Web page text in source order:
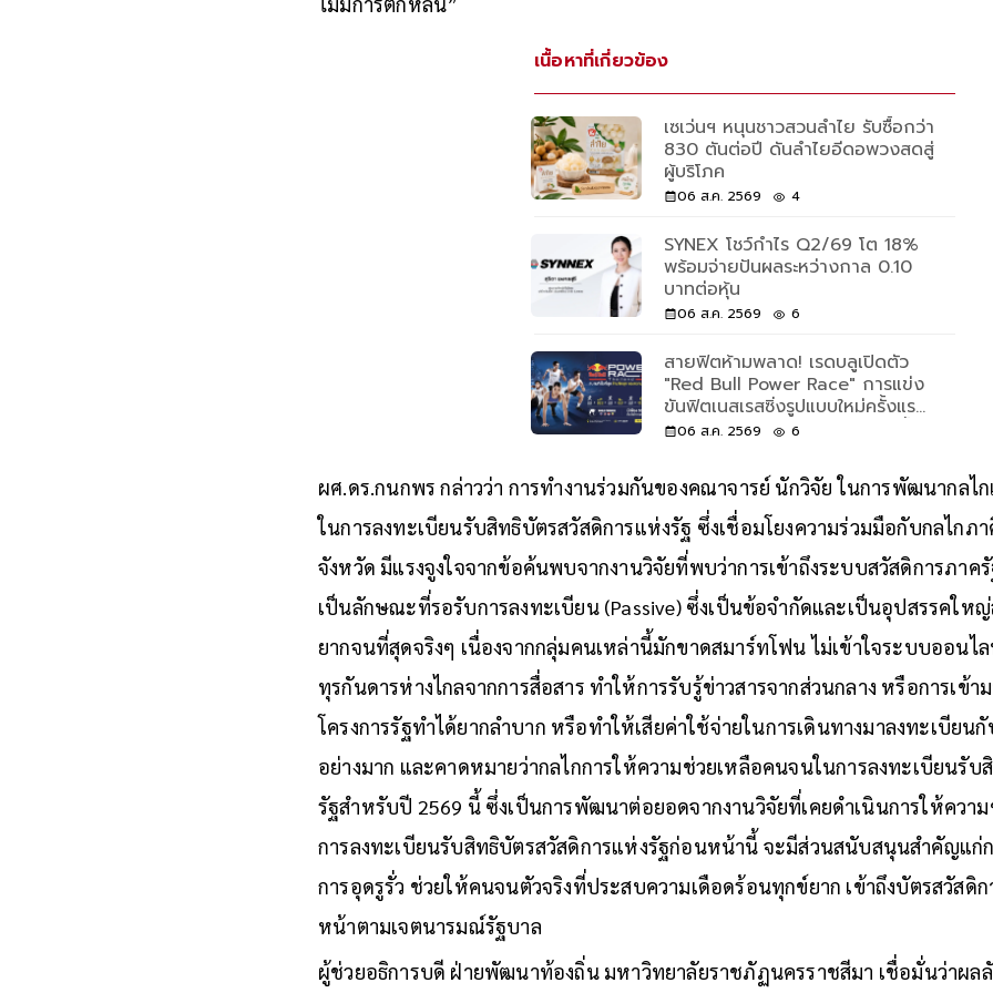
เนื้อหาที่เกี่ยวข้อง
เซเว่นฯ หนุนชาวสวนลำไย รับซื้อกว่า
830 ตันต่อปี ดันลำไยอีดอพวงสดสู่
ผู้บริโภค
06 ส.ค. 2569 4
SYNEX โชว์กำไร Q2/69 โต 18%
พร้อมจ่ายปันผลระหว่างกาล 0.10
บาทต่อหุ้น
06 ส.ค. 2569 6
สายฟิตห้ามพลาด! เรดบลูเปิดตัว
"Red Bull Power Race" การแข่ง
ขันฟิตเนสเรสซิ่งรูปแบบใหม่ครั้งแรก
ของโลก เปิดรับแค่ 500 คนเท่านั้น
06 ส.ค. 2569 6
ผศ.ดร.กนกพร กล่าวว่า การทำงานร่วมกันของคณาจารย์ นักวิจัย ในการพัฒนากลไ
ในการลงทะเบียนรับสิทธิบัตรสวัสดิการแห่งรัฐ ซึ่งเชื่อมโยงความร่วมมือกับกลไกภ
จังหวัด มีแรงจูงใจจากข้อค้นพบจากงานวิจัยที่พบว่าการเข้าถึงระบบสวัสดิการภา
เป็นลักษณะที่รอรับการลงทะเบียน (Passive) ซึ่งเป็นข้อจำกัดและเป็นอุปสรรคใ
ยากจนที่สุดจริงๆ เนื่องจากกลุ่มคนเหล่านี้มักขาดสมาร์ทโฟน ไม่เข้าใจระบบออน
ทุรกันดารห่างไกลจากการสื่อสาร ทำให้การรับรู้ข่าวสารจากส่วนกลาง หรือการเข้า
โครงการรัฐทำได้ยากลำบาก หรือทำให้เสียค่าใช้จ่ายในการเดินทางมาลงทะเบียน
อย่างมาก และคาดหมายว่ากลไกการให้ความช่วยเหลือคนจนในการลงทะเบียนรับ
รัฐสำหรับปี 2569 นี้ ซึ่งเป็นการพัฒนาต่อยอดจากงานวิจัยที่เคยดำเนินการให้ควา
การลงทะเบียนรับสิทธิบัตรสวัสดิการแห่งรัฐก่อนหน้านี้ จะมีส่วนสนับสนุนสำคัญแก่
การอุดรูรั่ว ช่วยให้คนจนตัวจริงที่ประสบความเดือดร้อนทุกข์ยาก เข้าถึงบัตรสวัสดิ
หน้าตามเจตนารมณ์รัฐบาล
ผู้ช่วยอธิการบดี ฝ่ายพัฒนาท้องถิ่น มหาวิทยาลัยราชภัฏนครราชสีมา เชื่อมั่นว่าผลลั